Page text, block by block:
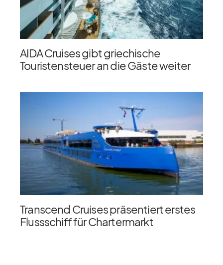
AIDA Cruises gibt griechische
Touristensteuer an die Gäste weiter
Transcend Cruises präsentiert erstes
Flussschiff für Chartermarkt